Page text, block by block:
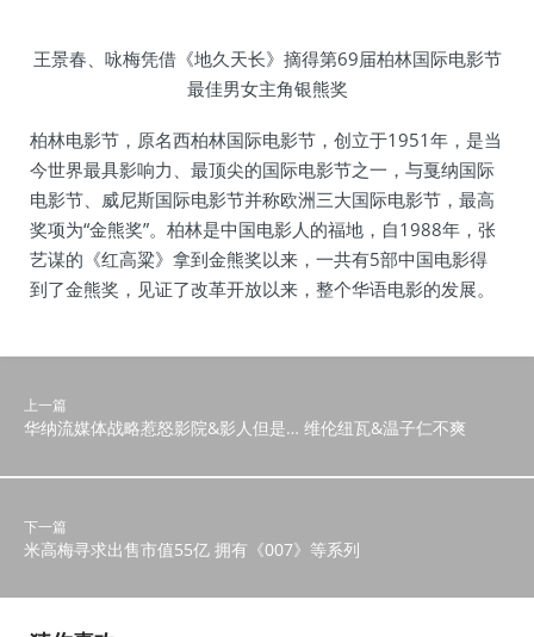
王景春、咏梅凭借《地久天长》摘得第69届柏林国际电影节
最佳男女主角银熊奖
柏林电影节，原名西柏林国际电影节，创立于1951年，是当
今世界最具影响力、最顶尖的国际电影节之一，与戛纳国际
电影节、威尼斯国际电影节并称欧洲三大国际电影节，最高
奖项为“金熊奖”。柏林是中国电影人的福地，自1988年，张
艺谋的《红高粱》拿到金熊奖以来，一共有5部中国电影得
到了金熊奖，见证了改革开放以来，整个华语电影的发展。
上一篇
华纳流媒体战略惹怒影院&影人但是… 维伦纽瓦&温子仁不爽
下一篇
米高梅寻求出售市值55亿 拥有《007》等系列